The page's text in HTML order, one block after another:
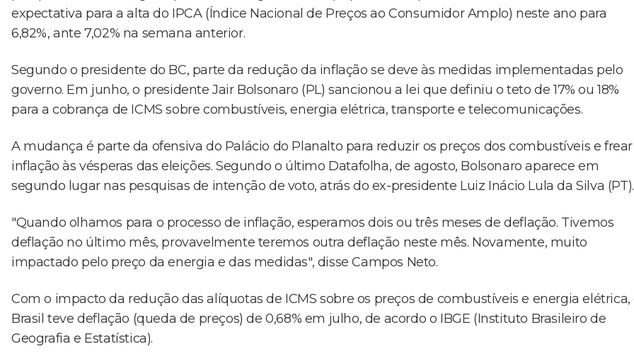
expectativa para a alta do IPCA (Índice Nacional de Preços ao Consumidor Amplo) neste ano para
6,82%, ante 7,02% na semana anterior.
Segundo o presidente do BC, parte da redução da inflação se deve às medidas implementadas pelo
governo. Em junho, o presidente Jair Bolsonaro (PL) sancionou a lei que definiu o teto de 17% ou 18%
para a cobrança de ICMS sobre combustíveis, energia elétrica, transporte e telecomunicações.
A mudança é parte da ofensiva do Palácio do Planalto para reduzir os preços dos combustíveis e
inflação às vésperas das eleições. Segundo o último Datafolha, de agosto, Bolsonaro aparece em
segundo lugar nas pesquisas de intenção de voto, atrás do ex-presidente Luiz Inácio Lula da Silva (PT).
"Quando olhamos para o processo de inflação, esperamos dois ou três meses de deflação. Tivemos
deflação no último mês, provavelmente teremos outra deflação neste mês. Novamente, muito
impactado pelo preço da energia e das medidas", disse Campos Neto.
Com o impacto da redução das alíquotas de ICMS sobre os preços de combustíveis e energia elétrica,
Brasil teve deflação (queda de preços) de 0,68% em julho, de acordo o IBGE (Instituto Brasileiro de
Geografia e Estatística).